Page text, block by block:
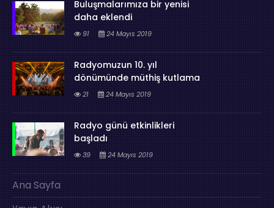
Buluşmalarımıza bir yenisi
daha eklendi
91 24 Mayıs 2019
Radyomuzun 10. yıl
dönümünde müthiş kutlama
21 24 Mayıs 2019
Radyo günü etkinlikleri
başladı
39 24 Mayıs 2019
Ana Sayfa